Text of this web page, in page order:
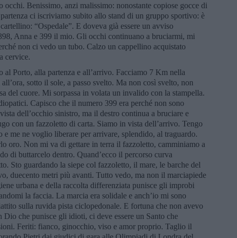
Benissimo, anzi malissimo: nonostante copiose gocce di
ci iscriviamo subito allo stand di un gruppo sportivo: è
“Ospedale”. E doveva già essere un avviso
Anna e 399 il mio. Gli occhi continuano a bruciarmi, mi
non ci vedo un tubo. Calzo un cappellino acquistato
cervice.
al Porto, alla partenza e all’arrivo. Facciamo 7 Km nella
sotto il sole, a passo svelto. Ma non così svelto, non
del cuore. Mi sorpassa in volata un invalido con la stampella.
Capisco che il numero 399 era perché non sono
dell’occhio sinistro, ma il destro continua a bruciare e
con un fazzoletto di carta. Siamo in vista dell’arrivo. Tengo
me ne voglio liberare per arrivare, splendido, al traguardo.
oro. Non mi va di gettare in terra il fazzoletto, camminiamo a
di buttarcelo dentro. Quand’ecco il percorso curva
Sto guardando la siepe col fazzoletto, il mare, le barche del
duecento metri più avanti. Tutto vedo, ma non il marciapiede
urbana e della raccolta differenziata punisce gli improbi
la faccia. La marcia era solidale e anch’io mi sono
sulla ruvida pista ciclopedonale. E fortuna che non avevo
Dio che punisce gli idioti, ci deve essere un Santo che
Feriti: fianco, ginocchio, viso e amor proprio. Taglio il